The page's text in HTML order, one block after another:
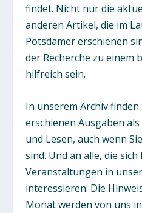
findet. Nicht nur die
anderen Artikel, die im
Potsdamer erschienen
der Recherche zu einem
hilfreich sein.
In unserem Archiv finden
erschienen Ausgaben
und Lesen, auch wenn
sind. Und an alle, die sich
Veranstaltungen in
interessieren: Die
Monat werden von uns